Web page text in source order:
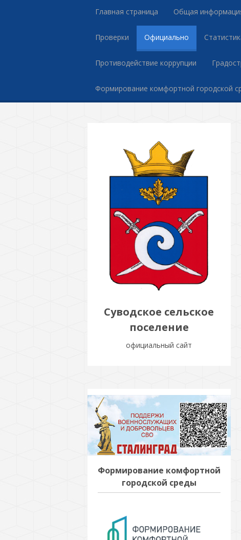
Главная страница Общая
Проверки Официально
Противодействие коррупции
Формирование комфортной городской
Суводское сельское
поселение
официальный сайт
Формирование комфортной
городской среды